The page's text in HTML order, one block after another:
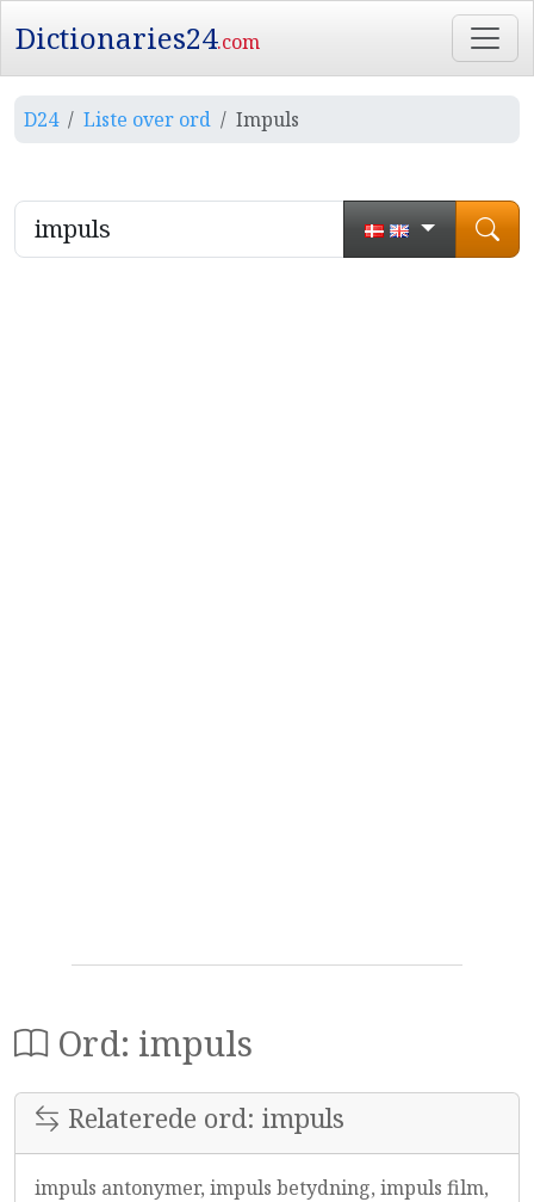
Dictionaries24.com
D24 Liste over ord Impuls
Ord: impuls
Relaterede ord: impuls
impuls antonymer, impuls betydning, impuls film,